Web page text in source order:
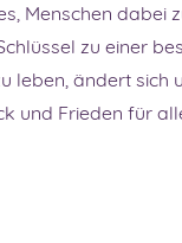
Menschen dabei
zu einer
leben, ändert sich
und Frieden für